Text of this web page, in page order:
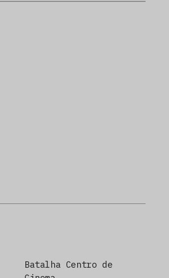
Batalha Centro de